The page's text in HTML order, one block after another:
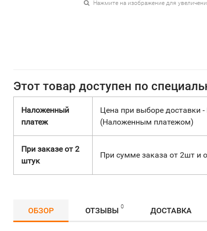
Нажмите на изображение для
Этот товар доступен по
Наложенный
платеж
Цена при выборе доставки -
(Наложенным платежом)
При заказе от 2
штук
При сумме заказа от 2шт и
ОБЗОР ОТЗЫВЫ 0 ДОСТАВКА